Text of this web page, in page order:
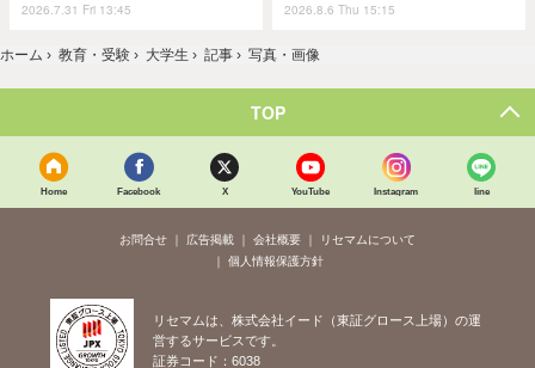
2026.7.31 Fri 13:45 2026.8.6 Thu 15:15
ホーム › 教育・受験 › 大学生 › 記事 › 写真・画像
TOP
Home Facebook X YouTube Instagram line
お問合せ 広告掲載 会社概要
リセマムについて
個人情報保護方針
リセマムは、株式会社イード（東証グロース上場）の運
営するサービスです。
証券コード：6038